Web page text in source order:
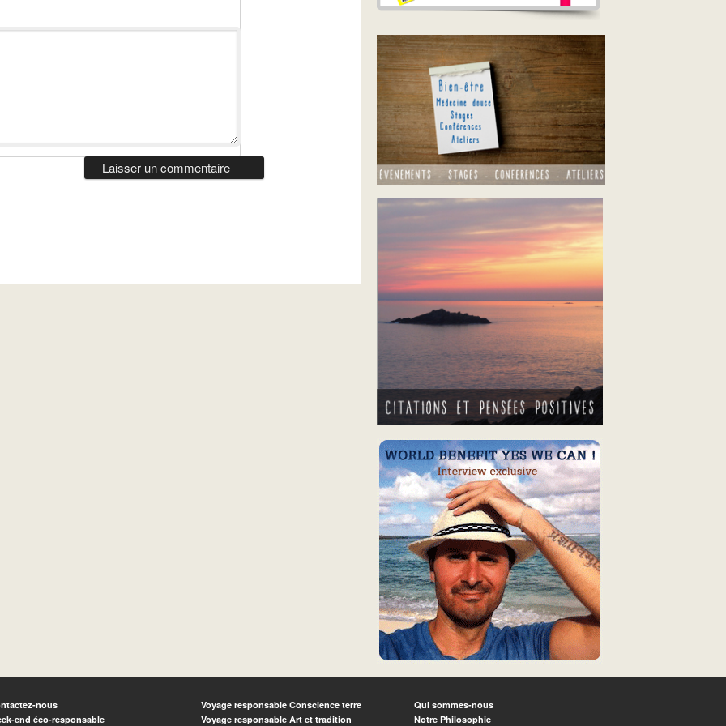
nous
end éco-responsable
Voyage responsable Conscience terre
Voyage responsable Art et tradition
Qui sommes-nous
Notre Philosophie